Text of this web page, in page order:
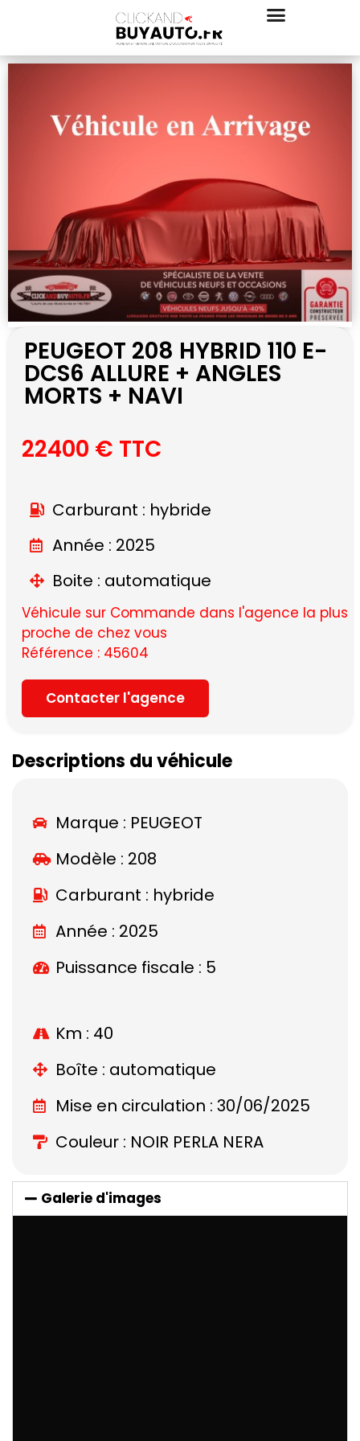
PEUGEOT 208 HYBRID 110 E-
DCS6 ALLURE + ANGLES
MORTS + NAVI
22400 € TTC
Carburant : hybride
Année : 2025
Boite : automatique
Véhicule sur Commande dans l'agence la plus
proche de chez vous
Référence : 45604
Contacter l'agence
Descriptions du véhicule
Marque : PEUGEOT
Modèle : 208
Carburant : hybride
Année : 2025
Puissance fiscale : 5
Km : 40
Boîte : automatique
Mise en circulation : 30/06/2025
Couleur : NOIR PERLA NERA
Galerie d'images